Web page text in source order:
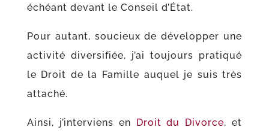
échéant devant le Conseil d’État.
Pour autant, soucieux de développer une
activité diversifiée, j’ai toujours pratiqué
le Droit de la Famille auquel je suis très
attaché.
Ainsi, j’interviens en Droit du Divorce, et